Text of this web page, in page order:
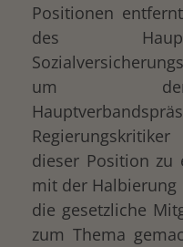
Positionen
des
um den
dieser Position zu
mit der Halbierung
die gesetzliche
zum Thema